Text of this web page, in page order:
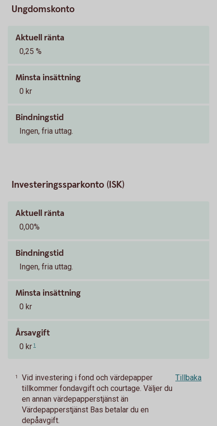
Ungdomskonto
Aktuell ränta
0,25 %
Minsta insättning
0 kr
Bindningstid
Ingen, fria uttag.
Investeringssparkonto (ISK)
Aktuell ränta
0,00%
Bindningstid
Ingen, fria uttag.
Minsta insättning
0 kr
Årsavgift
0 kr 1
1
Vid investering i fond och värdepapper
tillkommer fondavgift och courtage. Väljer du
en annan värdepapperstjänst än
Värdepapperstjänst Bas betalar du en
depåavgift.
Tillbaka